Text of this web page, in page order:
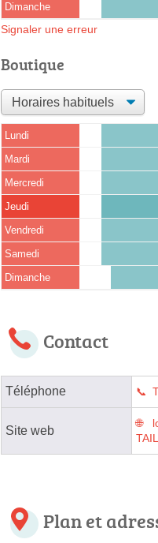
Dimanche
Signaler une erreur
Boutique
Lundi
Mardi
Mercredi
Jeudi
Vendredi
Samedi
Dimanche
Contact
Téléphone
Site web
TAIL
Plan et